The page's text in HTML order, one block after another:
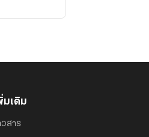
มเติม
วสาร